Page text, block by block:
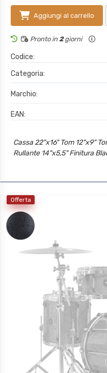
Aggiungi al carrello
Pronto in 2giorni
Codice:
Categoria:
Marchio:
EAN:
Cassa 22"x16" Tom 12"x9"
Rullante 14"x5,5" Finitura
Offerta